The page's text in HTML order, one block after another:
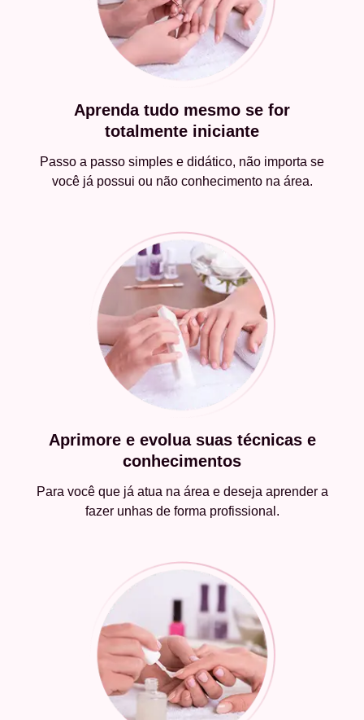
Aprenda tudo mesmo se for
totalmente iniciante
Passo a passo simples e didático, não importa se
você já possui ou não conhecimento na área.
Aprimore e evolua suas técnicas e
conhecimentos
Para você que já atua na área e deseja aprender a
fazer unhas de forma profissional.